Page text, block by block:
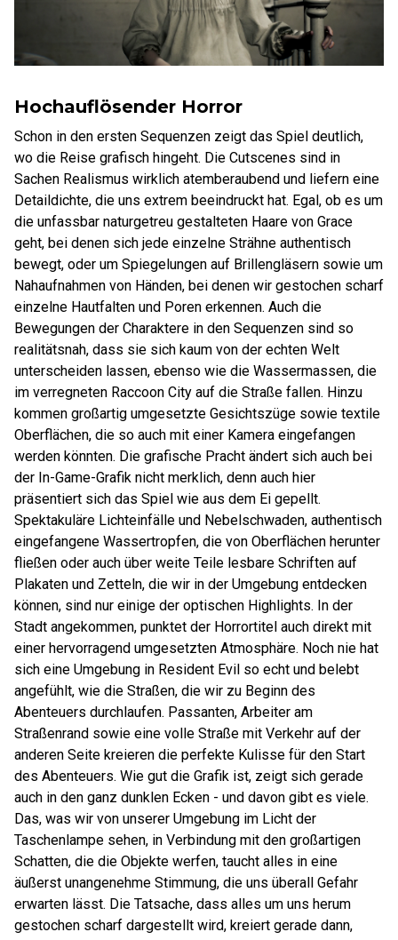
Hochauflösender Horror
Schon in den ersten Sequenzen zeigt das Spiel deutlich,
wo die Reise grafisch hingeht. Die Cutscenes sind in
Sachen Realismus wirklich atemberaubend und liefern eine
Detaildichte, die uns extrem beeindruckt hat. Egal, ob es um
die unfassbar naturgetreu gestalteten Haare von Grace
geht, bei denen sich jede einzelne Strähne authentisch
bewegt, oder um Spiegelungen auf Brillengläsern sowie um
Nahaufnahmen von Händen, bei denen wir gestochen scharf
einzelne Hautfalten und Poren erkennen. Auch die
Bewegungen der Charaktere in den Sequenzen sind so
realitätsnah, dass sie sich kaum von der echten Welt
unterscheiden lassen, ebenso wie die Wassermassen, die
im verregneten Raccoon City auf die Straße fallen. Hinzu
kommen großartig umgesetzte Gesichtszüge sowie textile
Oberflächen, die so auch mit einer Kamera eingefangen
werden könnten. Die grafische Pracht ändert sich auch bei
der In-Game-Grafik nicht merklich, denn auch hier
präsentiert sich das Spiel wie aus dem Ei gepellt.
Spektakuläre Lichteinfälle und Nebelschwaden, authentisch
eingefangene Wassertropfen, die von Oberflächen herunter
fließen oder auch über weite Teile lesbare Schriften auf
Plakaten und Zetteln, die wir in der Umgebung entdecken
können, sind nur einige der optischen Highlights. In der
Stadt angekommen, punktet der Horrortitel auch direkt mit
einer hervorragend umgesetzten Atmosphäre. Noch nie hat
sich eine Umgebung in Resident Evil so echt und belebt
angefühlt, wie die Straßen, die wir zu Beginn des
Abenteuers durchlaufen. Passanten, Arbeiter am
Straßenrand sowie eine volle Straße mit Verkehr auf der
anderen Seite kreieren die perfekte Kulisse für den Start
des Abenteuers. Wie gut die Grafik ist, zeigt sich gerade
auch in den ganz dunklen Ecken - und davon gibt es viele.
Das, was wir von unserer Umgebung im Licht der
Taschenlampe sehen, in Verbindung mit den großartigen
Schatten, die die Objekte werfen, taucht alles in eine
äußerst unangenehme Stimmung, die uns überall Gefahr
erwarten lässt. Die Tatsache, dass alles um uns herum
gestochen scharf dargestellt wird, kreiert gerade dann,